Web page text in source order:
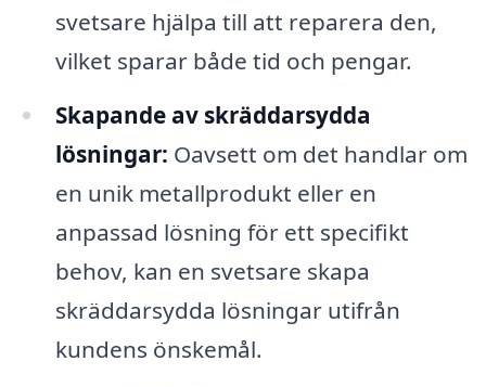
svetsare hjälpa till att reparera den,
vilket sparar både tid och pengar.
Skapande av skräddarsydda
lösningar: Oavsett om det handlar om
en unik metallprodukt eller en
anpassad lösning för ett specifikt
behov, kan en svetsare skapa
skräddarsydda lösningar utifrån
kundens önskemål.